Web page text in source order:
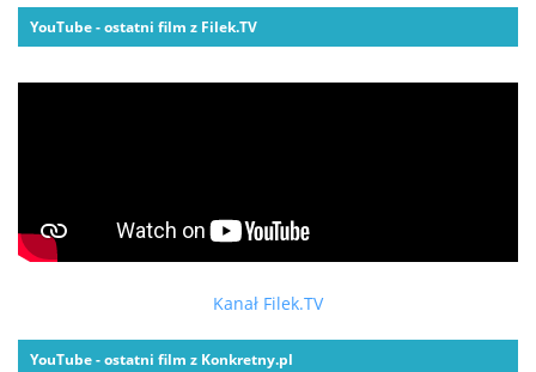
YouTube - ostatni film z Filek.TV
Kanał Filek.TV
YouTube - ostatni film z Konkretny.pl